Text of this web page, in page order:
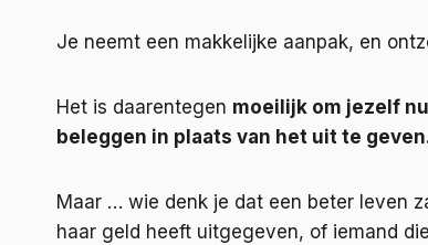
Je neemt een makkelijke aanpak, en
Het is daarentegen moeilijk om jezelf
beleggen in plaats van het uit te
Maar … wie denk je dat een beter leven
haar geld heeft uitgegeven, of iemand